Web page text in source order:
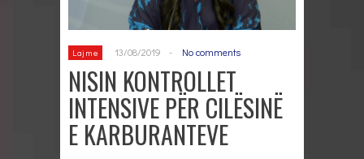
Lajme 13/08/2019 - No comments
NISIN KONTROLLET
INTENSIVE PËR CILËSINË
E KARBURANTEVE